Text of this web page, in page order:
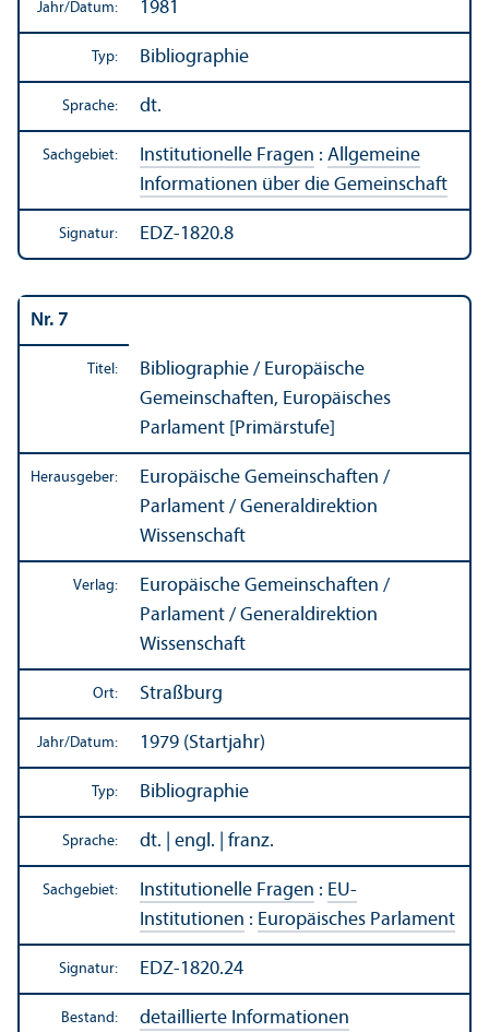
Jahr/Datum: 1981
Typ: Bibliographie
Sprache: dt.
Sachgebiet: Institutionelle Fragen : Allgemeine
Informationen über die Gemeinschaft
Signatur: EDZ-1820.8
Nr. 7
Titel: Bibliographie / Europäische
Gemeinschaften, Europäisches
Parlament [Primärstufe]
Herausgeber:
Europäische Gemeinschaften /
Parlament / Generaldirektion
Wissenschaft
Verlag:
Europäische Gemeinschaften /
Parlament / Generaldirektion
Wissenschaft
Ort: Straßburg
Jahr/Datum: 1979 (Startjahr)
Typ: Bibliographie
Sprache: dt. | engl. | franz.
Sachgebiet: Institutionelle Fragen : EU-
Institutionen : Europäisches Parlament
Signatur: EDZ-1820.24
Bestand: detaillierte Informationen